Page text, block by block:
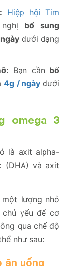
Hiệp hội Tim
bổ sung
dưới dạng
Bạn cần bổ
4g / ngàydưới
omega 3
là axit alpha-
(DHA) và axit
lượng nhỏ
chủ yếu để cơ
qua chế độ
như sau:
ăn uống